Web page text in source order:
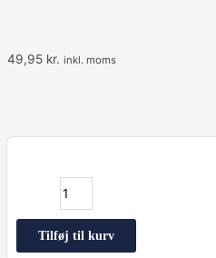
49,95 kr. inkl. moms
Tilføj til kurv